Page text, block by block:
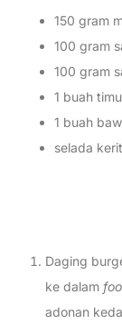
150 gram
100 gram
100 gram
1 buah
1 buah
selada
Daging
ke dalam
adonan